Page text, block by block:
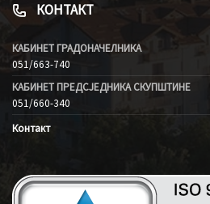
КОНТАКТ
КАБИНЕТ ГРАДОНАЧЕЛНИКА
051/663-740
КАБИНЕТ ПРЕДСЈЕДНИКА СКУПШТИНЕ
051/660-340
Контакт